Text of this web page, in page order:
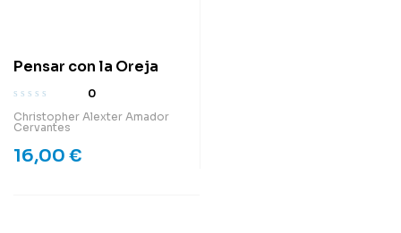
Pensar con la Oreja
0
Christopher Alexter Amador
Cervantes
16,00 €